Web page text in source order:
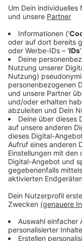
Verpass'
ANTENNE
Lifestyle oder